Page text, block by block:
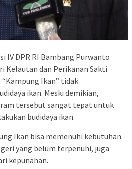
IV DPR RI Bambang Purwanto
Kelautan dan Perikanan Sakti
Ikan” tidak
ikan. Meski demikian,
tersebut sangat tepat untuk
budidaya ikan.
Ikan bisa memenuhi kebutuhan
yang belum terpenuhi, juga
kepunahan.